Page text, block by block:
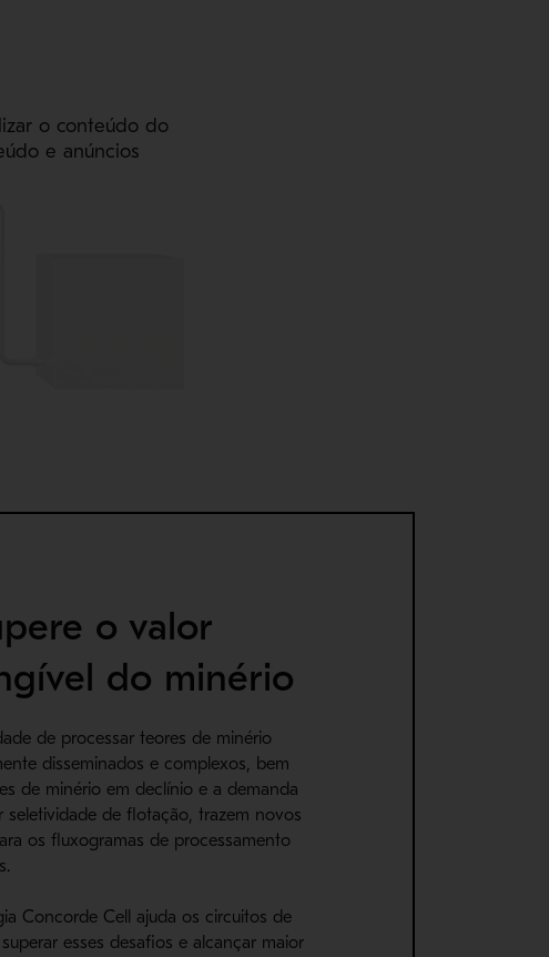
o conteúdo do
e anúncios
o valor
do minério
de processar teores de minério
disseminados e complexos, bem
de minério em declínio e a demanda
seletividade de flotação, trazem novos
os fluxogramas de processamento
Concorde Cell ajuda os circuitos de
esses desafios e alcançar maior